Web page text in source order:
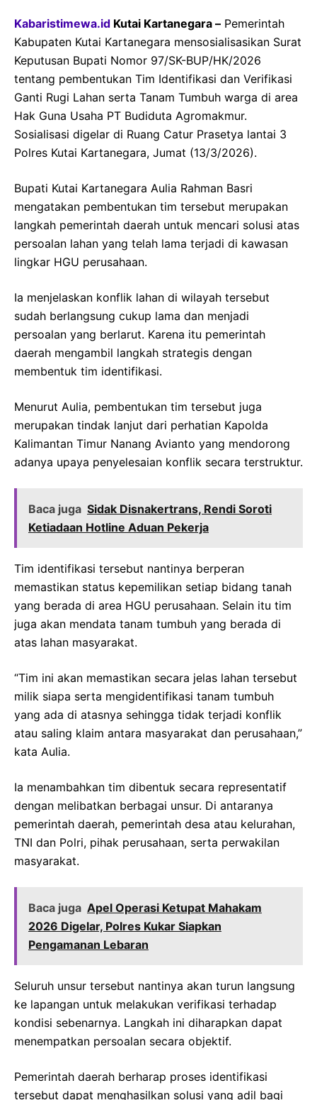
Kabaristimewa.id Kutai Kartanegara – Pemerintah
Kabupaten Kutai Kartanegara mensosialisasikan Surat
Keputusan Bupati Nomor 97/SK-BUP/HK/2026
tentang pembentukan Tim Identifikasi dan Verifikasi
Ganti Rugi Lahan serta Tanam Tumbuh warga di area
Hak Guna Usaha PT Budiduta Agromakmur.
Sosialisasi digelar di Ruang Catur Prasetya lantai 3
Polres Kutai Kartanegara, Jumat (13/3/2026).
Bupati Kutai Kartanegara Aulia Rahman Basri
mengatakan pembentukan tim tersebut merupakan
langkah pemerintah daerah untuk mencari solusi atas
persoalan lahan yang telah lama terjadi di kawasan
lingkar HGU perusahaan.
Ia menjelaskan konflik lahan di wilayah tersebut
sudah berlangsung cukup lama dan menjadi
persoalan yang berlarut. Karena itu pemerintah
daerah mengambil langkah strategis dengan
membentuk tim identifikasi.
Menurut Aulia, pembentukan tim tersebut juga
merupakan tindak lanjut dari perhatian Kapolda
Kalimantan Timur Nanang Avianto yang mendorong
adanya upaya penyelesaian konflik secara terstruktur.
Baca juga Sidak Disnakertrans, Rendi Soroti
Ketiadaan Hotline Aduan Pekerja
Tim identifikasi tersebut nantinya berperan
memastikan status kepemilikan setiap bidang tanah
yang berada di area HGU perusahaan. Selain itu tim
juga akan mendata tanam tumbuh yang berada di
atas lahan masyarakat.
“Tim ini akan memastikan secara jelas lahan tersebut
milik siapa serta mengidentifikasi tanam tumbuh
yang ada di atasnya sehingga tidak terjadi konflik
atau saling klaim antara masyarakat dan perusahaan,”
kata Aulia.
Ia menambahkan tim dibentuk secara representatif
dengan melibatkan berbagai unsur. Di antaranya
pemerintah daerah, pemerintah desa atau kelurahan,
TNI dan Polri, pihak perusahaan, serta perwakilan
masyarakat.
Baca juga Apel Operasi Ketupat Mahakam
2026 Digelar, Polres Kukar Siapkan
Pengamanan Lebaran
Seluruh unsur tersebut nantinya akan turun langsung
ke lapangan untuk melakukan verifikasi terhadap
kondisi sebenarnya. Langkah ini diharapkan dapat
menempatkan persoalan secara objektif.
Pemerintah daerah berharap proses identifikasi
tersebut dapat menghasilkan solusi yang adil bagi